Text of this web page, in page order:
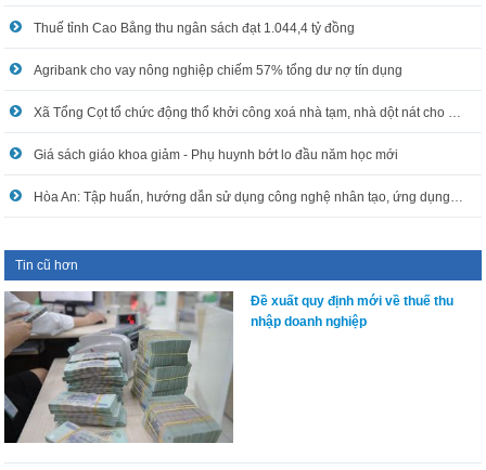
Thuế tỉnh Cao Bằng thu ngân sách đạt 1.044,4 tỷ đồng
Agribank cho vay nông nghiệp chiếm 57% tổng dư nợ tín dụng
Giá sách giáo khoa giảm - Phụ huynh bớt lo đầu năm học mới
Tin cũ hơn
Đề xuất quy định mới về thuế thu
nhập doanh nghiệp